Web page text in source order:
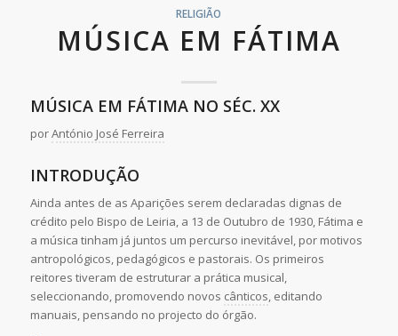
RELIGIÃO
MÚSICA EM FÁTIMA
MÚSICA EM FÁTIMA NO SÉC. XX
porAntónio José Ferreira
INTRODUÇÃO
Ainda antes de as Aparições serem declaradas dignas de
crédito pelo Bispo de Leiria, a 13 de Outubro de 1930, Fátima e
a música tinham já juntos um percurso inevitável, por motivos
antropológicos, pedagógicos e pastorais. Os primeiros
reitores tiveram de estruturar a prática musical,
seleccionando, promovendo novos cânticos, editando
manuais, pensando no projecto do órgão.